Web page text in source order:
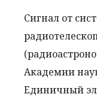
Сигнал от
Академии
Единичный